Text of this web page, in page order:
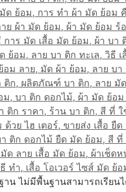
น ไม่มีพื้นฐานสามารถเรียน